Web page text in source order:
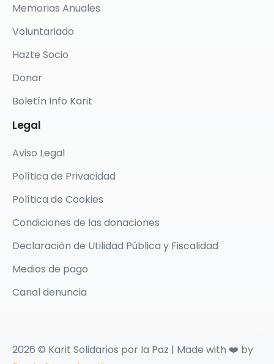
Memorias Anuales
Voluntariado
Hazte Socio
Donar
Boletín Info Karit
Legal
Aviso Legal
Política de Privacidad
Política de Cookies
Condiciones de las donaciones
Declaración de Utilidad Pública y Fiscalidad
Medios de pago
Canal denuncia
2026 © Karit Solidarios por la Paz | Made with ❤️ by